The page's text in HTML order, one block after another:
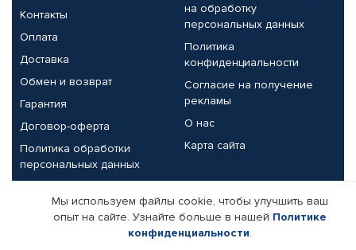
Контакты
Оплата
Доставка
Обмен и возврат
Гарантия
Договор-оферта
Политика обработки
персональных данных
на обработку
персональных данных
Политика
конфиденциальности
Согласие на получение
рекламы
О нас
Карта сайта
Партнерам
Корпоративным клиентам
Реквизиты компании
Мы используем файлы cookie, чтобы улучшить ваш
опыт на сайте. Узнайте больше в нашей Политике
конфиденциальности.